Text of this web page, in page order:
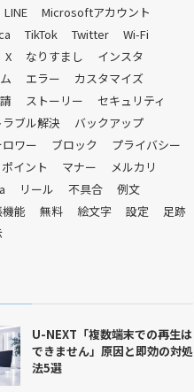
LINE
Microsoftアカウント
TikTok Twitter
Wi-Fi
X なりすまし
インスタ
エラー
カスタマイズ
ストーリー
セキュリティ
ラブル解決
バックアップ
ロワー ブロック
プライバシー
ポイント マナー
メルカリ
リール 不具合
例文
能 無料 絵文字 設定
足跡
U-NEXT「複数端末での再生は
できません」原因と即効の対処
法5選